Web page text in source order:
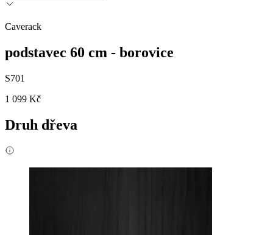
Caverack
podstavec 60 cm - borovice
S701
1 099 Kč
Druh dřeva